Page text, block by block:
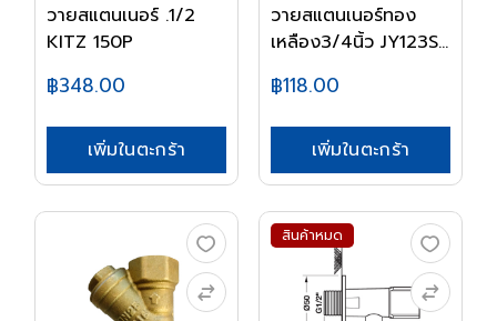
วายสแตนเนอร์ .1/2
KITZ 150P
฿348.00
เพิ่มในตะกร้า
วายสแตนเนอร์ทอง
เหลือง3/4นิ้ว JY123S...
฿118.00
เพิ่มในตะกร้า
สินค้าหมด